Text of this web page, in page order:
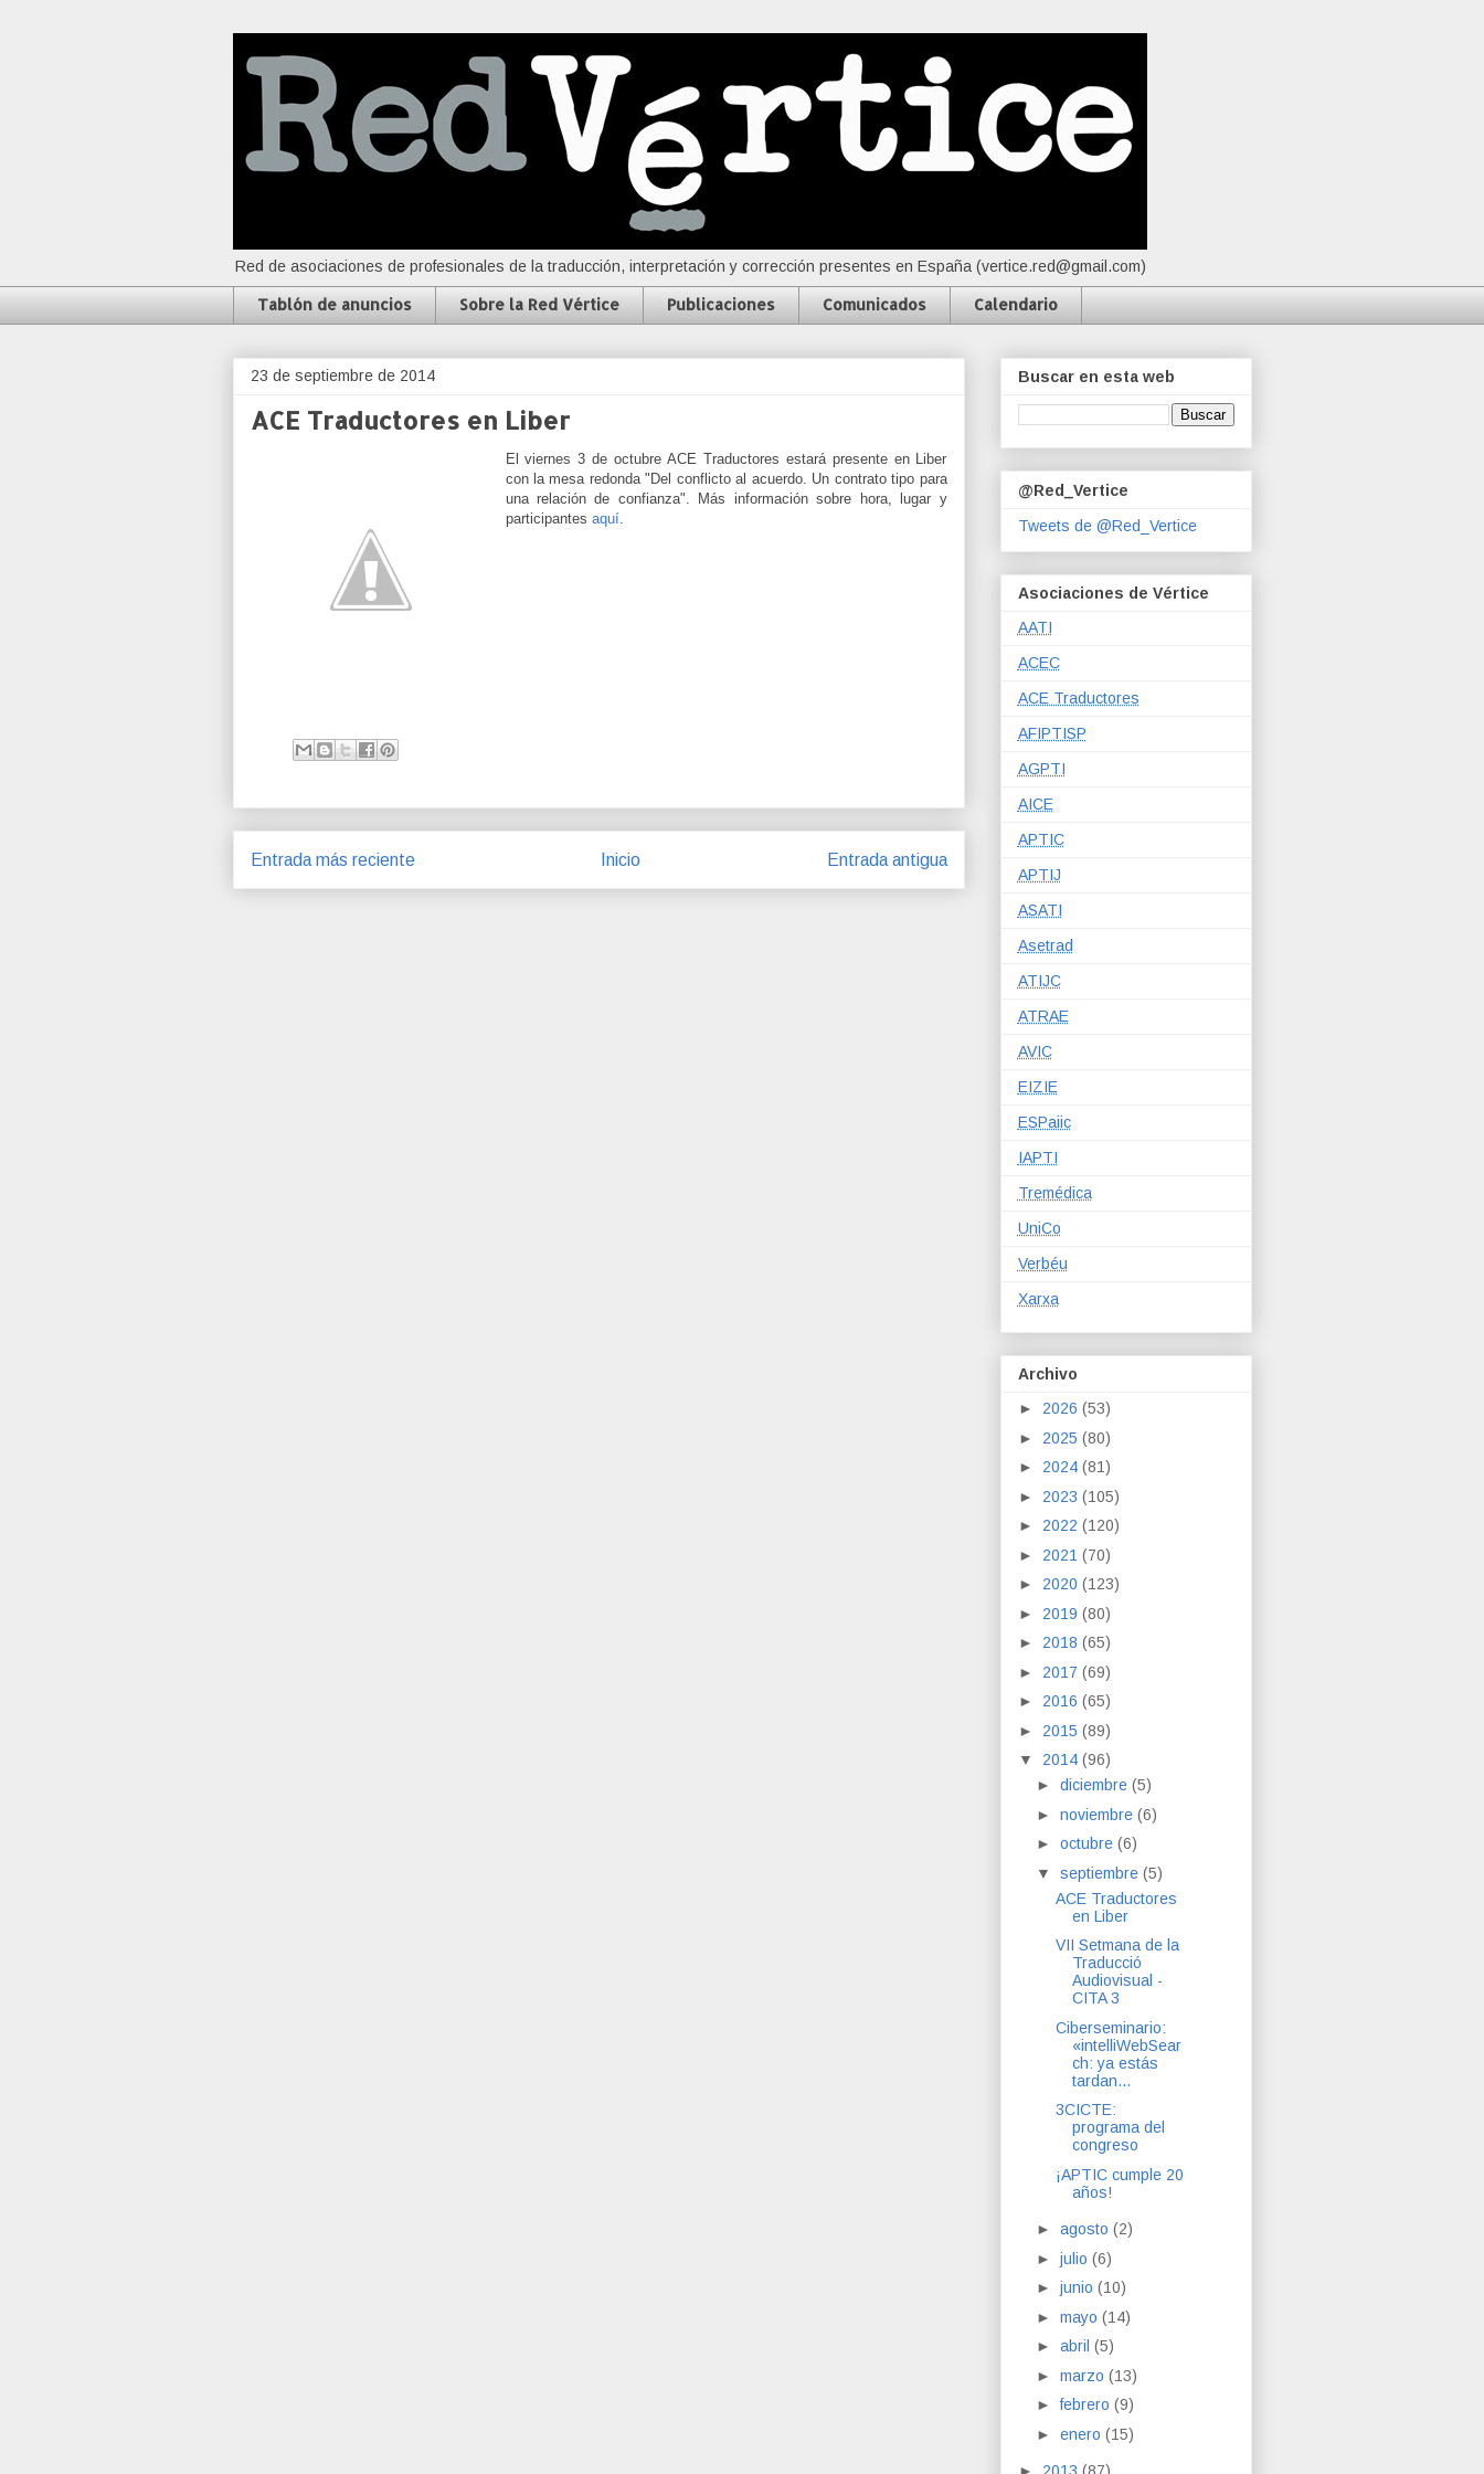
Red de asociaciones de profesionales de la traducción, interpretación y corrección presentes en España (vertice.red@gmail.com)
Tablón de anuncios Sobre la Red Vértice Publicaciones Comunicados Calendario
23 de septiembre de 2014
ACE Traductores en Liber
El viernes 3 de octubre ACE Traductores estará presente en Liber
con la mesa redonda "Del conflicto al acuerdo. Un contrato tipo para
una relación de confianza". Más información sobre hora, lugar y
participantes aquí.
Entrada más reciente Entrada antigua
Inicio
Buscar en esta web
@Red_Vertice
Tweets de @Red_Vertice
Asociaciones de Vértice
AATI
ACEC
ACE Traductores
AFIPTISP
AGPTI
AICE
APTIC
APTIJ
ASATI
Asetrad
ATIJC
ATRAE
AVIC
EIZIE
ESPaiic
IAPTI
Tremédica
UniCo
Verbéu
Xarxa
Archivo
► 2026 (53)
► 2025 (80)
► 2024 (81)
► 2023 (105)
► 2022 (120)
► 2021 (70)
► 2020 (123)
► 2019 (80)
► 2018 (65)
► 2017 (69)
► 2016 (65)
► 2015 (89)
▼ 2014 (96)
►diciembre(5)
►noviembre(6)
►octubre(6)
▼septiembre(5)
ACE Traductores
en Liber
VII Setmana de la
Traducció
Audiovisual -
CITA 3
Ciberseminario:
«intelliWebSear
ch: ya estás
tardan...
3CICTE:
programa del
congreso
¡APTIC cumple 20
años!
►agosto(2)
►julio(6)
►junio(10)
►mayo(14)
►abril(5)
►marzo(13)
►febrero(9)
►enero(15)